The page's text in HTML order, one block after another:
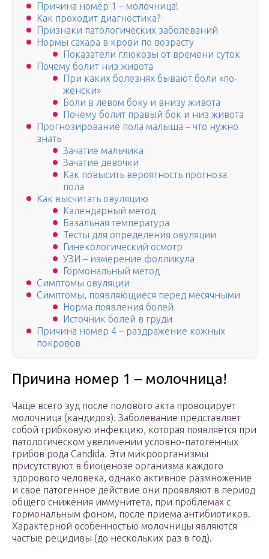
Причина номер 1 – молочница!
Как проходит диагностика?
Признаки патологических заболеваний
Нормы сахара в крови по возрасту
Показатели глюкозы от времени суток
Почему болит низ живота
При каких болезнях бывают боли «по-
женски»
Боли в левом боку и внизу живота
Почему болит правый бок и низ живота
Прогнозирование пола малыша – что нужно
знать
Зачатие мальчика
Зачатие девочки
Как повысить вероятность прогноза
пола
Как высчитать овуляцию
Календарный метод
Базальная температура
Тесты для определения овуляции
Гинекологический осмотр
УЗИ – измерение фолликула
Гормональный метод
Симптомы овуляции
Симптомы, появляющиеся перед месячными
Норма появления болей
Источник болей в груди
Причина номер 4 – раздражение кожных
покровов
Причина номер 1 – молочница!
Чаще всего зуд после полового акта провоцирует
молочница (кандидоз). Заболевание представляет
собой грибковую инфекцию, которая появляется при
патологическом увеличении условно-патогенных
грибов рода Candida. Эти микроорганизмы
присутствуют в биоценозе организма каждого
здорового человека, однако активное размножение
и свое патогенное действие они проявляют в период
общего снижения иммунитета, при проблемах с
гормональным фоном, после приема антибиотиков.
Характерной особенностью молочницы являются
частые рецидивы (до нескольких раз в год).